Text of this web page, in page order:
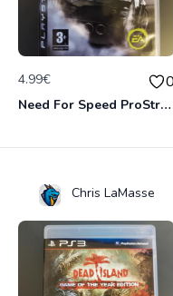
4.99€ 0
Need For Speed ProStreet Playstation 3
Chris LaMasse